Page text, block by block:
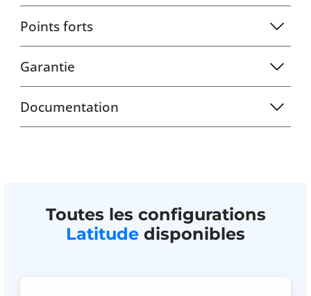
Points forts
Garantie
Documentation
Toutes les configurations
Latitude disponibles